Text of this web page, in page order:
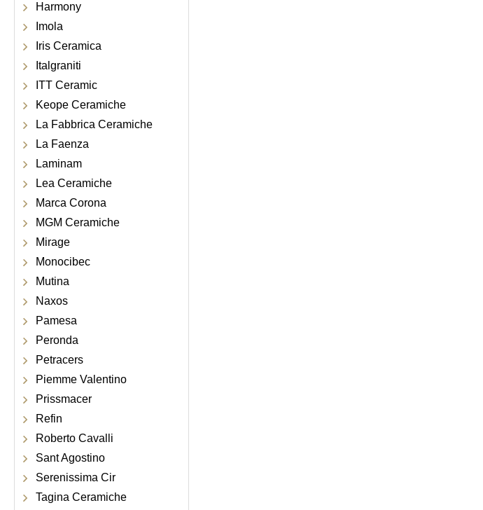
Harmony
Imola
Iris Ceramica
Italgraniti
ITT Ceramic
Keope Ceramiche
La Fabbrica Ceramiche
La Faenza
Laminam
Lea Ceramiche
Marca Corona
MGM Ceramiche
Mirage
Monocibec
Mutina
Naxos
Pamesa
Peronda
Petracers
Piemme Valentino
Prissmacer
Refin
Roberto Cavalli
Sant Agostino
Serenissima Cir
Tagina Ceramiche